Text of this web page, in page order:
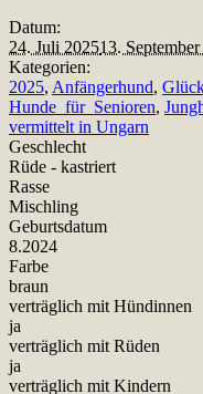
Datum:
24. Juli 202513.
Kategorien:
2025, Anfängerhund,
Hunde_für_Senioren,
vermittelt in Ungarn
Geschlecht
Rüde - kastriert
Rasse
Mischling
Geburtsdatum
8.2024
Farbe
braun
verträglich mit Hündinnen
ja
verträglich mit Rüden
ja
verträglich mit Kindern